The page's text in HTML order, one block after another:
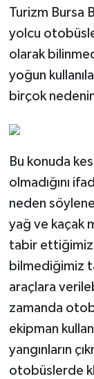
Turizm Bursa
yolcu
olarak
yoğun
birçok
Bu konuda
olmadığını
neden
yağ ve kaçak
tabir ettiğimiz
bilmediğimiz
araçlara
zamanda
ekipman
yangınların
otobüslerde
Yerel
İletişim